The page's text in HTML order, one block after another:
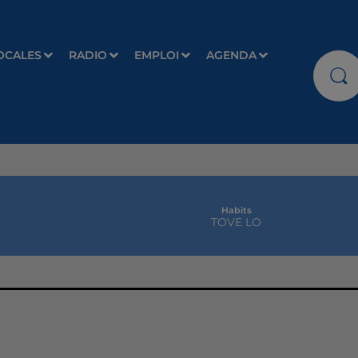
RADIO EMPLOI AGENDA
Habits
TOVE LO